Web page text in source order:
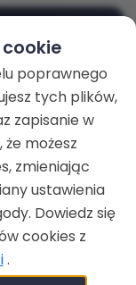
Rady
18
poprawnego
tych plików,
zapisanie w
możesz
zmieniając
ustawienia
Dowiedz się
cookies z
.